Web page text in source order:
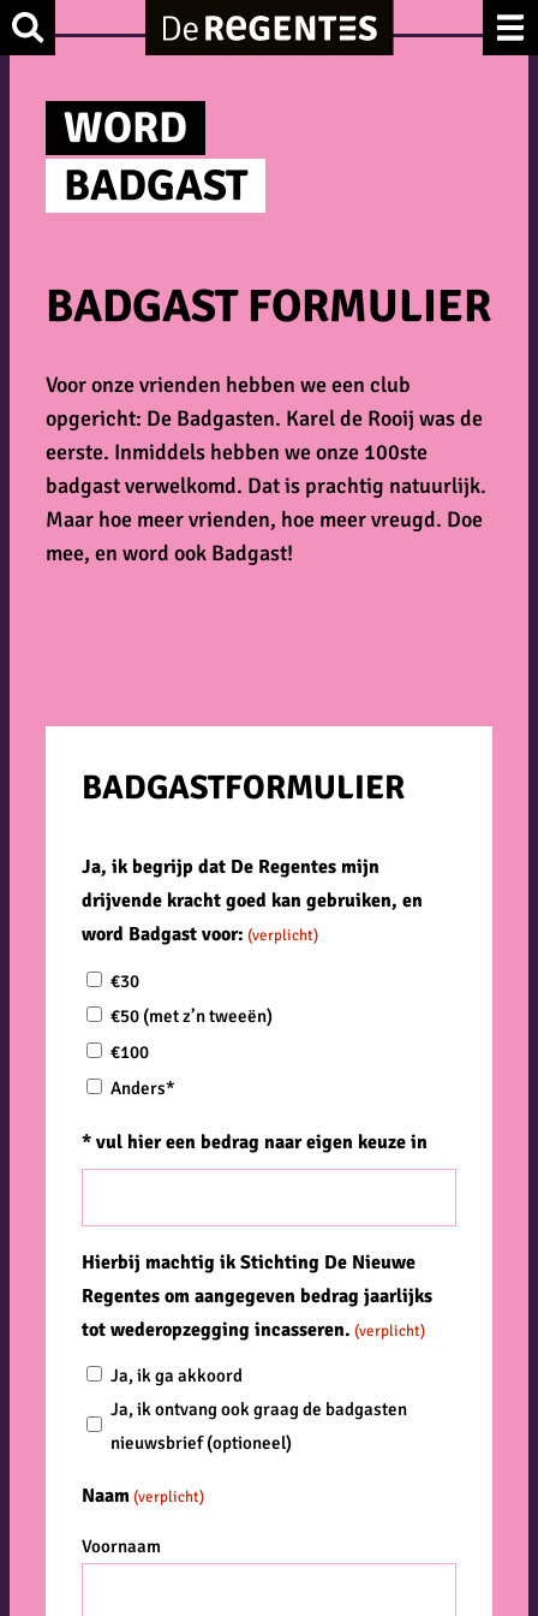
Ga
naar
inhoudWORD
BADGAST
BADGAST FORMULIER
Voor onze vrienden hebben we een club
opgericht: De Badgasten. Karel de Rooij was de
eerste. Inmiddels hebben we onze 100ste
badgast verwelkomd. Dat is prachtig natuurlijk.
Maar hoe meer vrienden, hoe meer vreugd. Doe
mee, en word ook Badgast!
BADGASTFORMULIER
Ja, ik begrijp dat De Regentes mijn
drijvende kracht goed kan gebruiken, en
word Badgast voor: (verplicht)
€30
€50 (met z’n tweeën)
€100
Anders*
* vul hier een bedrag naar eigen keuze in
Hierbij machtig ik Stichting De Nieuwe
Regentes om aangegeven bedrag jaarlijks
tot wederopzegging incasseren. (verplicht)
Ja, ik ga akkoord
Ja, ik ontvang ook graag de badgasten
nieuwsbrief (optioneel)
Naam (verplicht)
Voornaam